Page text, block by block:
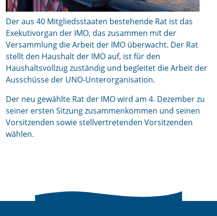
Der aus 40 Mitgliedsstaaten bestehende Rat ist das
Exekutivorgan der IMO, das zusammen mit der
Versammlung die Arbeit der IMO überwacht. Der Rat
stellt den Haushalt der IMO auf, ist für den
Haushaltsvollzug zuständig und begleitet die Arbeit der
Ausschüsse der UNO-Unterorganisation.
Der neu gewählte Rat der IMO wird am 4. Dezember zu
seiner ersten Sitzung zusammenkommen und seinen
Vorsitzenden sowie stellvertretenden Vorsitzenden
wählen.